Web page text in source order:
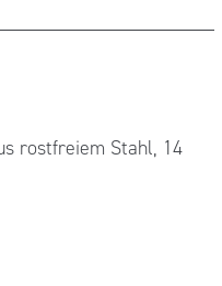
rostfreiem Stahl, 14